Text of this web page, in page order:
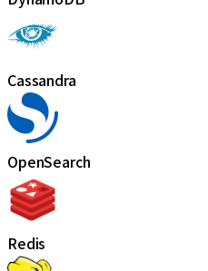
Cassandra
OpenSearch
Redis